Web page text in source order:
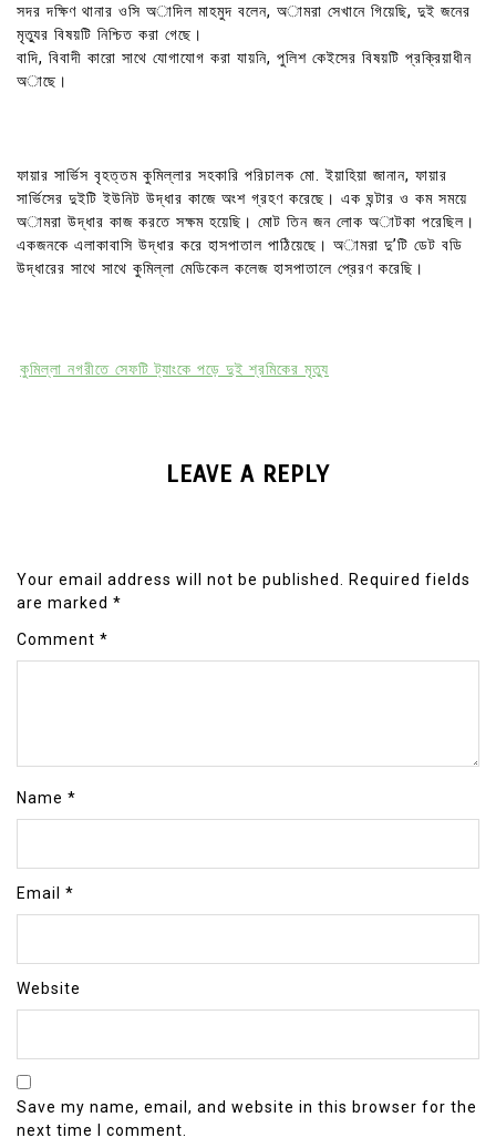
সদর দক্ষিণ থানার ওসি অাদিল মাহমুদ বলেন, অামরা সেখানে গিয়েছি, দুই জনের
মৃত্যুর বিষয়টি নিশ্চিত করা গেছে।
বাদি, বিবাদী কারো সাথে যোগাযোগ করা যায়নি, পুলিশ কেইসের বিষয়টি প্রক্রিয়াধীন
অাছে।
ফায়ার সার্ভিস বৃহত্তম কুমিল্লার সহকারি পরিচালক মো. ইয়াহিয়া জানান, ফায়ার
সার্ভিসের দুইটি ইউনিট উদ্ধার কাজে অংশ গ্রহণ করেছে। এক ঘন্টার ও কম সময়ে
অামরা উদ্ধার কাজ করতে সক্ষম হয়েছি। মোট তিন জন লোক অাটকা পরেছিল।
একজনকে এলাকাবাসি উদ্ধার করে হাসপাতাল পাঠিয়েছে। অামরা দু’টি ডেট বডি
উদ্ধারের সাথে সাথে কুমিল্লা মেডিকেল কলেজ হাসপাতালে প্রেরণ করেছি।
কুমিল্লা নগরীতে সেফটি ট্যাংকে পড়ে দুই শ্রমিকের মৃত্যু
LEAVE A REPLY
Your email address will not be published.
Required fields
are marked *
Comment *
Name *
Email *
Website
Save my name, email, and website in this browser for the
next time I comment.